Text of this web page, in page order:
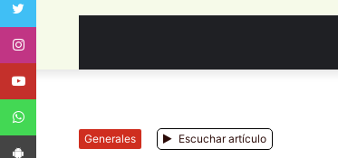
Generales Escuchar artículo
App Android